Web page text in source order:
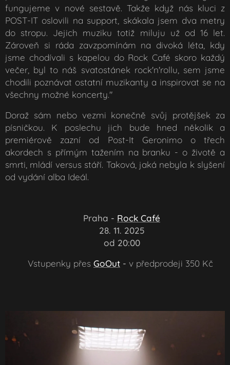
fungujeme v nové sestavě. Takže když nás kluci z
POST-IT oslovili na support, skákala jsem dva metry
do stropu. Jejich muziku totiž miluju už od 16 let.
Zároveň si ráda zavzpomínám na divoká léta, kdy
jsme chodívali s kapelou do Rock Café skoro každý
večer, byl to náš svatostánek rock'n'rollu, sem jsme
chodili poznávat ostatní muzikanty a inspirovat se na
všechny možné koncerty."
Doraž sám nebo vezmi konečně svůj protějšek za
písničkou. K poslechu jich bude hned několik a
premiérově zazní od Post-It Geronimo o třech
akordech s přímým tažením na branku - o životě a
smrti, mládí versus stáří. Taková, jaká nebyla k slyšení
od vydání alba Ideál.
📍 Praha - Rock Café
📅 28. 11. 2025
🕕 od 20:00
🎟️ Vstupenky přes GoOut - v předprodeji 350 Kč